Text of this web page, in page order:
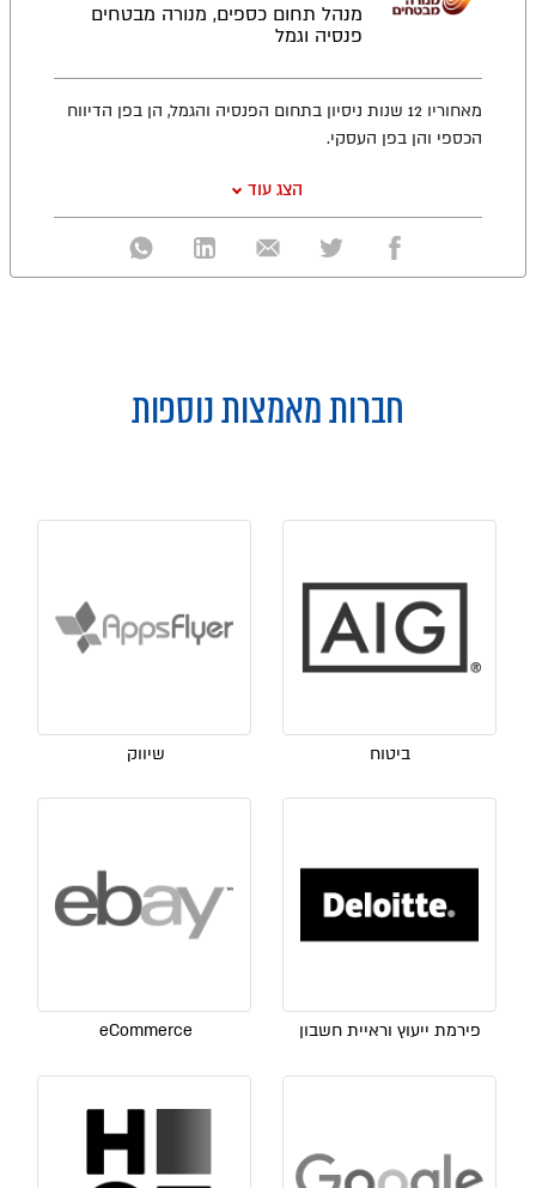
מנהל תחום כספים, מנורה מבטחים
פנסיה וגמל
מאחוריו 12 שנות ניסיון בתחום הפנסיה והגמל, הן בפן הדיווח
הכספי והן בפן העסקי.
הצג עוד
חברות מאמצות נוספות
ביטוח שיווק
פירמת ייעוץ וראיית חשבון eCommerce